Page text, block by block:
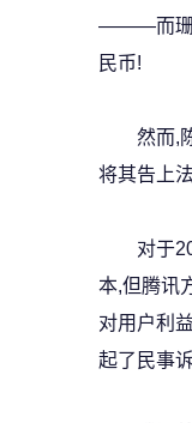
———而珊
民币!
然而,陈
将其告上
对于
本,但腾讯
对用户利
起了民事